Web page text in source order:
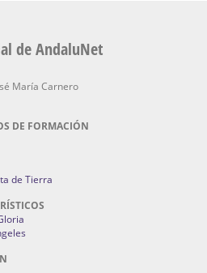
de AndaluNet
María Carnero
DE FORMACIÓN
de Tierra